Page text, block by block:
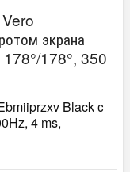
экрана
178°, 350
Black с
4 ms,